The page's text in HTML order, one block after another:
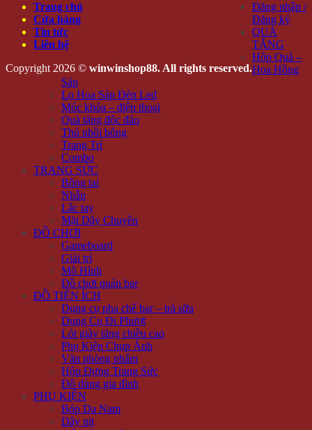
Trang chủ
Cửa hàng
Tin tức
Liên hệ
Copyright 2026 © winwinshop88. All rights reserved.
Đăng nhập /
Đăng ký
QUÀ
TẶNG
Hộp Quà –
Hoa Hồng
Sáp
Lọ Hoa Sáp Đèn Led
Móc khóa – điện thoại
Quà tặng độc đáo
Thú nhồi bông
Trang Trí
Combo
TRANG SỨC
Bông tai
Nhẫn
Lắc tay
Mặt Dây Chuyền
ĐỒ CHƠI
Gameboard
Giải trí
Mô Hình
Đồ chơi quán bar
ĐỒ TIỆN ÍCH
Dụng cụ pha chế bar – trà sữa
Dụng Cụ Đi Phượt
Lót giày tăng chiều cao
Phụ Kiện Chụp Ảnh
Văn phòng phẩm
Hộp Đựng Trang Sức
Đồ dùng gia đình
PHỤ KIỆN
Bóp Da Nam
Dây nịt